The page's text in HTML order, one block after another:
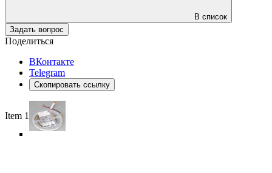
В список
Задать вопрос
Поделиться
ВКонтакте
Telegram
Скопировать ссылку
Item 1 of 5